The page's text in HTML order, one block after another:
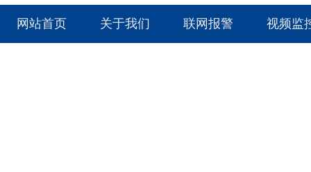
网站首页 关于我们 联网报警 视频监